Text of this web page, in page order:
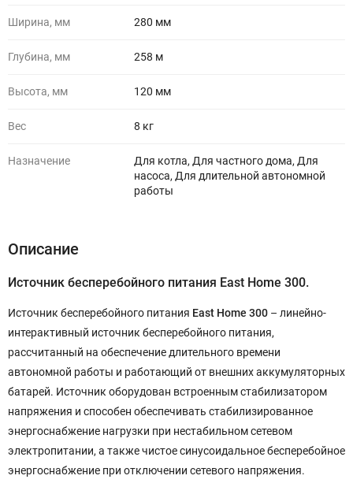
Ширина, мм 280 мм
Глубина, мм 258 м
Высота, мм 120 мм
Вес 8 кг
Назначение
Для котла, Для частного дома, Для
насоса, Для длительной автономной
работы
Описание
Источник бесперебойного питания East Home 300.
Источник бесперебойного питания East Home 300 – линейно-
интерактивный источник бесперебойного питания,
рассчитанный на обеспечение длительного времени
автономной работы и работающий от внешних аккумуляторных
батарей. Источник оборудован встроенным стабилизатором
напряжения и способен обеспечивать стабилизированное
энергоснабжение нагрузки при нестабильном сетевом
электропитании, а также чистое синусоидальное бесперебойное
энергоснабжение при отключении сетевого напряжения.